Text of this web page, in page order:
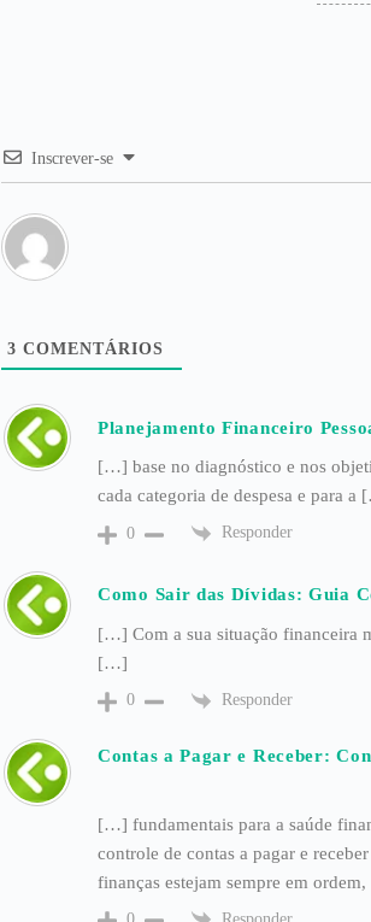
Inscrever-se
3 COMENTÁRIOS
Planejamento Financeiro
[…] base no diagnóstico e nos
cada categoria de despesa e para a
0 Responder
Como Sair das Dívidas: Guia
[…] Com a sua situação financeira
[…]
0 Responder
Contas a Pagar e Receber:
[…] fundamentais para a saúde
controle de contas a pagar e
finanças estejam sempre em